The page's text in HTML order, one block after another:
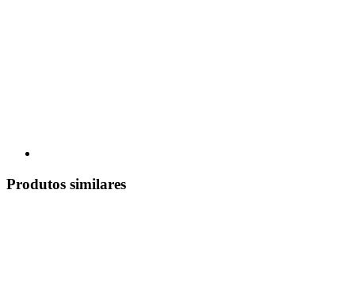
Produtos similares